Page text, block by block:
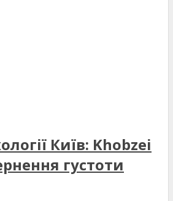
Київ: Khobzei
густоти